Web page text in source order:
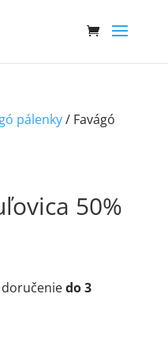
pálenky/ Favágó
50%
do 3